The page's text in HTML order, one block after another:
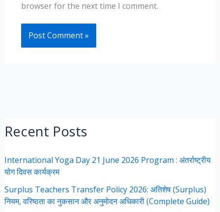
browser for the next time I comment.
Recent Posts
International Yoga Day 21 June 2026 Program : अंतर्राष्ट्रीय
योग दिवस कार्यक्रम
Surplus Teachers Transfer Policy 2026: अतिशेष (Surplus)
नियम, वरिष्ठता का नुकसान और अनुमोदन अधिकारी (Complete Guide)